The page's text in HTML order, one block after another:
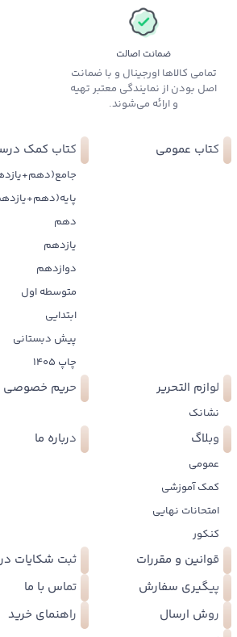
ضمانت اصالت
تمامی کالاها اورجینال و با ضمانت
اصل بودن از نمایندگی معتبر تهیه
و ارائه می‌شوند.
کتاب عمومی کتاب کمک
دهم
یازدهم
دوازدهم
متوسطه اول
ابتدایی
پیش دبستانی
چاپ 1405
لوازم التحریر
نشانک
حریم خصوصی
وبلاگ
عمومی
کمک آموزشی
امتحانات نهایی
کنکور
درباره ما
قوانین و مقررات
ثبت شکایات
پیگیری سفارش
تماس با ما
روش ارسال
راهنمای خرید